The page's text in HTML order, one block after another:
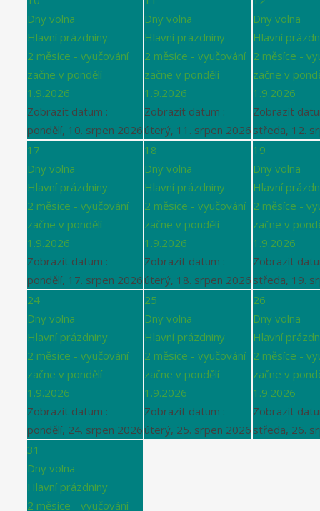
Dny volna
Hlavní prázdniny
2 měsíce - vyučování
začne v pondělí
1.9.2026
Zobrazit datum :
pondělí, 10. srpen 2026
Dny volna
Hlavní prázdniny
2 měsíce - vyučování
začne v pondělí
1.9.2026
Zobrazit datum :
úterý, 11. srpen 2026
Dny volna
Hlavní
2 měsíce -
začne v
1.9.2026
Zobrazit
středa, 12.
17
Dny volna
Hlavní prázdniny
2 měsíce - vyučování
začne v pondělí
1.9.2026
Zobrazit datum :
pondělí, 17. srpen 2026
18
Dny volna
Hlavní prázdniny
2 měsíce - vyučování
začne v pondělí
1.9.2026
Zobrazit datum :
úterý, 18. srpen 2026
19
Dny volna
Hlavní
2 měsíce -
začne v
1.9.2026
Zobrazit
středa, 19.
24
Dny volna
Hlavní prázdniny
2 měsíce - vyučování
začne v pondělí
1.9.2026
Zobrazit datum :
pondělí, 24. srpen 2026
25
Dny volna
Hlavní prázdniny
2 měsíce - vyučování
začne v pondělí
1.9.2026
Zobrazit datum :
úterý, 25. srpen 2026
26
Dny volna
Hlavní
2 měsíce -
začne v
1.9.2026
Zobrazit
středa, 26.
31
Dny volna
Hlavní prázdniny
2 měsíce - vyučování